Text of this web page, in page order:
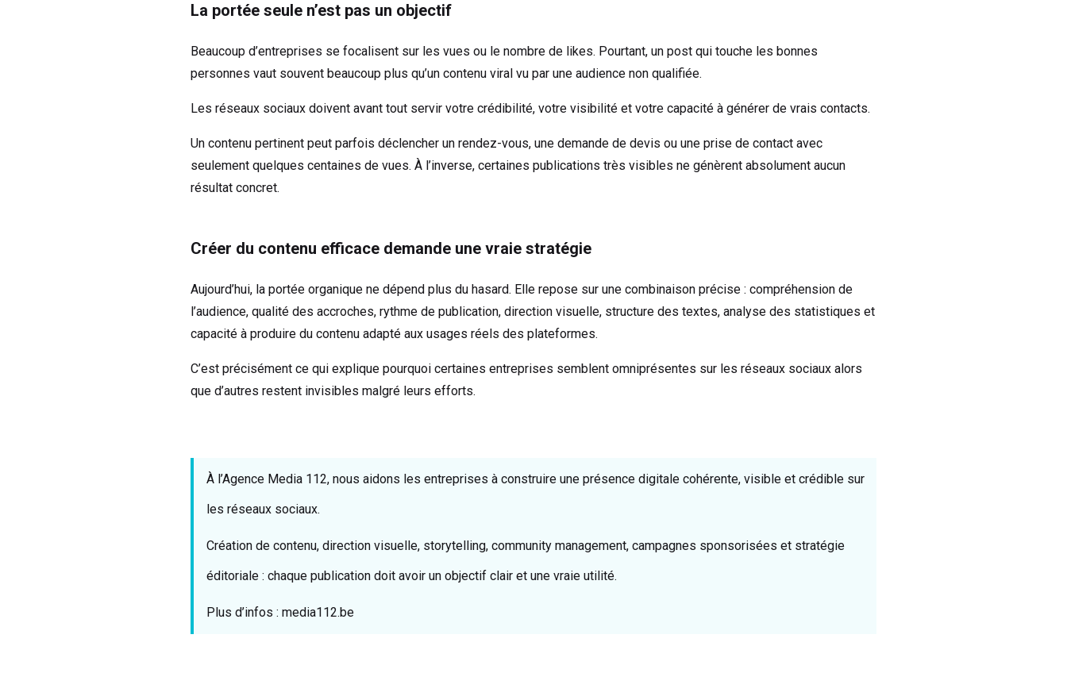
La portée seule n’est pas un objectif
Beaucoup d’entreprises se focalisent sur les vues ou le nombre de likes. Pourtant, un post qui touche les bonnes
personnes vaut souvent beaucoup plus qu’un contenu viral vu par une audience non qualifiée.
Les réseaux sociaux doivent avant tout servir votre crédibilité, votre visibilité et votre capacité à générer de vrais contacts.
Un contenu pertinent peut parfois déclencher un rendez-vous, une demande de devis ou une prise de contact avec
seulement quelques centaines de vues. À l’inverse, certaines publications très visibles ne génèrent absolument aucun
résultat concret.
Créer du contenu efficace demande une vraie stratégie
Aujourd’hui, la portée organique ne dépend plus du hasard. Elle repose sur une combinaison précise : compréhension de
l’audience, qualité des accroches, rythme de publication, direction visuelle, structure des textes, analyse des statistiques et
capacité à produire du contenu adapté aux usages réels des plateformes.
C’est précisément ce qui explique pourquoi certaines entreprises semblent omniprésentes sur les réseaux sociaux alors
que d’autres restent invisibles malgré leurs efforts.
À l’Agence Media 112, nous aidons les entreprises à construire une présence digitale cohérente, visible et crédible sur
les réseaux sociaux.
Création de contenu, direction visuelle, storytelling, community management, campagnes sponsorisées et stratégie
éditoriale : chaque publication doit avoir un objectif clair et une vraie utilité.
Plus d’infos : media112.be